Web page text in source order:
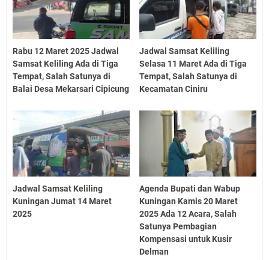
Rabu 12 Maret 2025 Jadwal
Samsat Keliling Ada di Tiga
Tempat, Salah Satunya di
Balai Desa Mekarsari Cipicung
Jadwal Samsat Keliling
Selasa 11 Maret Ada di Tiga
Tempat, Salah Satunya di
Kecamatan Ciniru
Jadwal Samsat Keliling
Kuningan Jumat 14 Maret
2025
Agenda Bupati dan Wabup
Kuningan Kamis 20 Maret
2025 Ada 12 Acara, Salah
Satunya Pembagian
Kompensasi untuk Kusir
Delman